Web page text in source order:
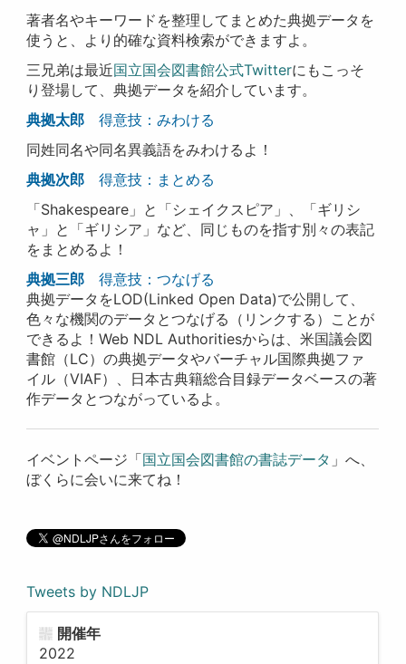
著者名やキーワードを整理してまとめた典拠データを
使うと、より的確な資料検索ができますよ。
三兄弟は最近国立国会図書館公式Twitterにもこっそ
り登場して、典拠データを紹介しています。
典拠太郎 得意技：みわける
同姓同名や同名異義語をみわけるよ！
典拠次郎 得意技：まとめる
「Shakespeare」と「シェイクスピア」、「ギリシ
ャ」と「ギリシア」など、同じものを指す別々の表記
をまとめるよ！
典拠三郎 得意技：つなげる
典拠データをLOD(Linked Open Data)で公開して、
色々な機関のデータとつなげる（リンクする）ことが
できるよ！Web NDL Authoritiesからは、米国議会図
書館（LC）の典拠データやバーチャル国際典拠ファ
イル（VIAF）、日本古典籍総合目録データベースの著
作データとつながっているよ。
イベントページ「国立国会図書館の書誌データ 」へ、
ぼくらに会いに来てね！
Tweets by NDLJP
開催年
2022